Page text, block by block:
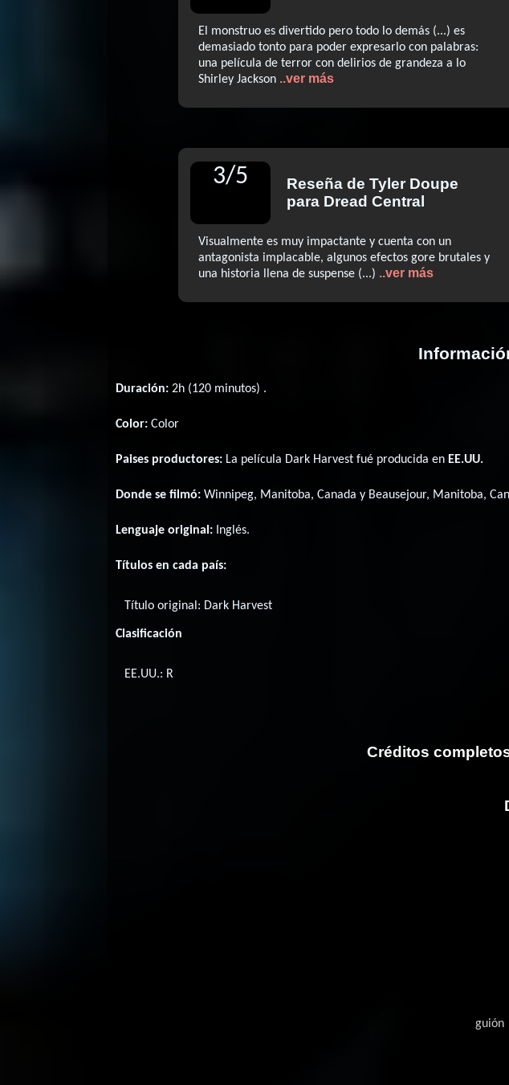
El monstruo es divertido pero todo lo demás (...) es
demasiado tonto para poder expresarlo con palabras:
una película de terror con delirios de grandeza a lo
Shirley Jackson ..ver más
3/5 Reseña de Tyler Doupe
para Dread Central
Visualmente es muy impactante y cuenta con un
antagonista implacable, algunos efectos gore brutales y
una historia llena de suspense (...) ..ver más
Duración: 2h (120 minutos) .
Color: Color
Paises productores: La película Dark Harvest fué producida en EE.UU.
Donde se filmó: Winnipeg, Manitoba, Canada y Beausejour, Manitoba,
Lenguaje original: Inglés.
Títulos en cada país:
Título original: Dark Harvest
Clasificación
EE.UU.: R
Créditos
guión